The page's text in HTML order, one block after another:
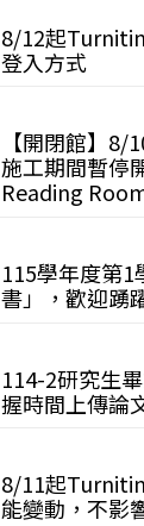
8/12起
登入方式
【開閉館】
施工期間暫停
Reading
115學年度第1
書」，歡迎踴
114-2研究生
握時間上傳論
8/11起
能變動，不影